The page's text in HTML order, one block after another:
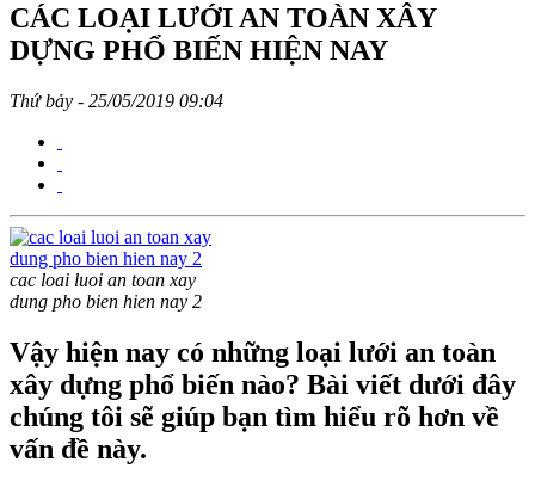
CÁC LOẠI LƯỚI AN TOÀN XÂY
DỰNG PHỔ BIẾN HIỆN NAY
Thứ bảy - 25/05/2019 09:04
cac loai luoi an toan xay
dung pho bien hien nay 2
Vậy hiện nay có những loại lưới an toàn
xây dựng phổ biến nào? Bài viết dưới đây
chúng tôi sẽ giúp bạn tìm hiểu rõ hơn về
vấn đề này.